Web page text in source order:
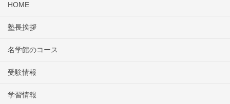
HOME
塾長挨拶
名学館のコース
受験情報
学習情報